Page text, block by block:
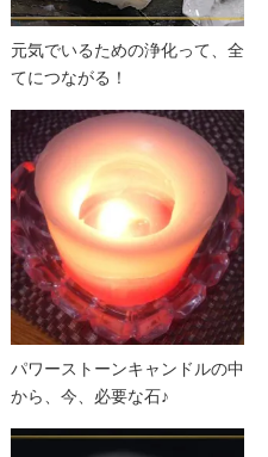
元気でいるための浄化って、全
てにつながる！
パワーストーンキャンドルの中
から、今、必要な石♪